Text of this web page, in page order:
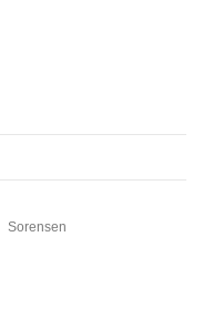
Sorensen